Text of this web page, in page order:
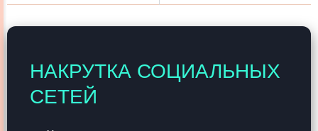
НАКРУТКА СОЦИАЛЬНЫХ
СЕТЕЙ